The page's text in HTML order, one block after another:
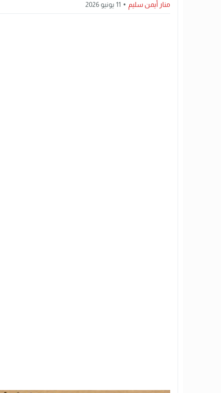
منار أيمن سليم 11 يونيو 2026